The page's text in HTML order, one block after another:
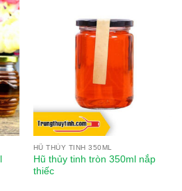
HŨ THỦY TINH 350ML
Hũ thủy tinh tròn 350ml nắp
thiếc